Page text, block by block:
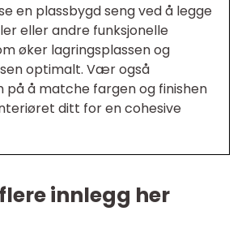
en plassbygd seng ved å legge
eller andre funksjonelle
øker lagringsplassen og
optimalt. Vær også
på å matche fargen og finishen
ditt for en cohesive
innlegg her